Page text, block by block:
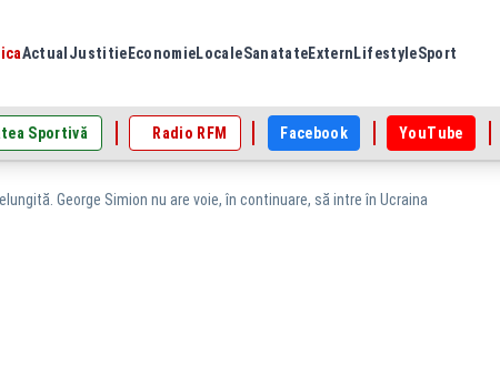
Actual Justitie EconomieLocaleSanatateExtern LifestyleSport
Sportivă Radio RFM Facebook YouTube
George Simion nu are voie, în continuare, să intre în Ucraina